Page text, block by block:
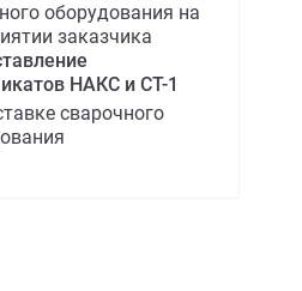
оборудования на
заказчика
НАКС и СТ-1
сварочного